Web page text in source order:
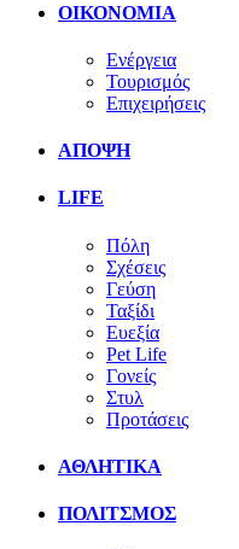
ΟΙΚΟΝΟΜΙΑ
Ενέργεια
Τουρισμός
Επιχειρήσεις
ΑΠΟΨΗ
LIFE
Πόλη
Σχέσεις
Γεύση
Ταξίδι
Ευεξία
Pet Life
Γονείς
Στυλ
Προτάσεις
ΑΘΛΗΤΙΚΑ
ΠΟΛΙΤΣΜΟΣ